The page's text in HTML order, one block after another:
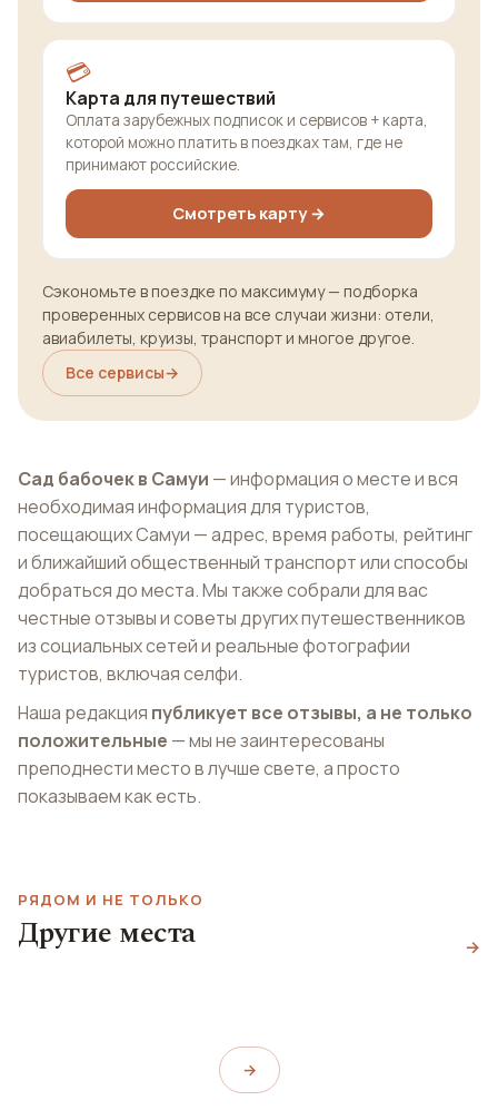
💳
Карта для путешествий
Оплата зарубежных подписок и сервисов + карта,
которой можно платить в поездках там, где не
принимают российские.
Смотреть карту →
Сэкономьте в поездке по максимуму — подборка
проверенных сервисов на все случаи жизни: отели,
авиабилеты, круизы, транспорт и многое другое.
Все сервисы→
Сад бабочек в Самуи — информация о месте и вся
необходимая информация для туристов,
посещающих Самуи — адрес, время работы, рейтинг
и ближайший общественный транспорт или способы
добраться до места. Мы также собрали для вас
честные отзывы и советы других путешественников
из социальных сетей и реальные фотографии
туристов, включая селфи.
Наша редакция публикует все отзывы, а не только
положительные — мы не заинтересованы
преподнести место в лучше свете, а просто
показываем как есть.
РЯДОМ И НЕ ТОЛЬКО
Другие места →
Водопад Хин Лад
→